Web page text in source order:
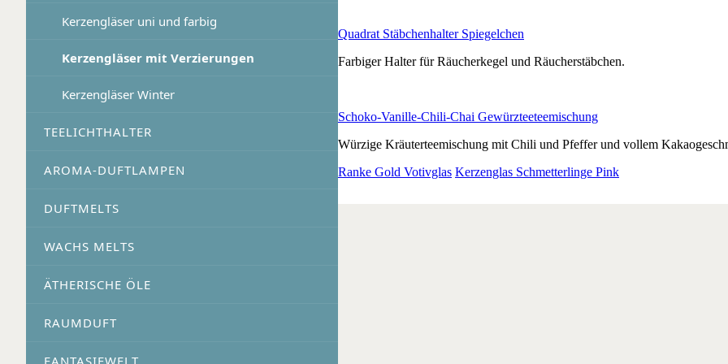
Kerzengläser uni und farbig
Kerzengläser mit Verzierungen
Kerzengläser Winter
TEELICHTHALTER
AROMA-DUFTLAMPEN
DUFTMELTS
WACHS MELTS
ÄTHERISCHE ÖLE
RAUMDUFT
FANTASIEWELT
Quadrat Stäbchenhalter Spiegelchen
Farbiger Halter für Räucherkegel und Räucherstäbchen.
Schoko-Vanille-Chili-Chai Gewürzteeteemischung
Würzige Kräuterteemischung mit Chili und Pfeffer und vollem
Ranke Gold Votivglas Kerzenglas Schmetterlinge Pink